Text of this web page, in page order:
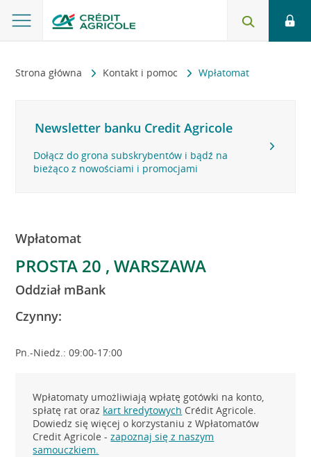
Strona główna Kontakt i pomoc Wpłatomat
Newsletter banku Credit Agricole
Dołącz do grona subskrybentów i bądź na
bieżąco z nowościami i promocjami
Wpłatomat
PROSTA 20 , WARSZAWA
Oddział mBank
Czynny:
Pn.-Niedz.: 09:00-17:00
Wpłatomaty umożliwiają wpłatę gotówki na konto,
spłatę rat oraz kart kredytowych Crédit Agricole.
Dowiedz się więcej o korzystaniu z Wpłatomatów
Credit Agricole -zapoznaj się z naszym
samouczkiem.